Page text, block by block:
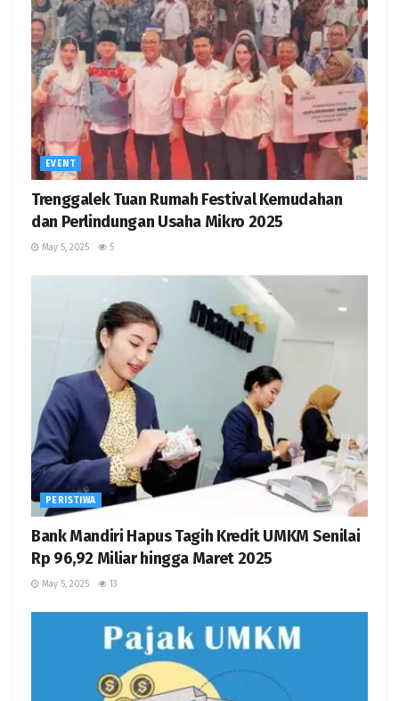
EVENT
Trenggalek Tuan Rumah Festival Kemudahan
dan Perlindungan Usaha Mikro 2025
May 5, 2025 5
PERISTIWA
Bank Mandiri Hapus Tagih Kredit UMKM Senilai
Rp 96,92 Miliar hingga Maret 2025
May 5, 2025 13